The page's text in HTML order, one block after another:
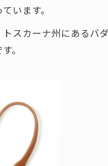
います。
スカーナ州にあるバ
。